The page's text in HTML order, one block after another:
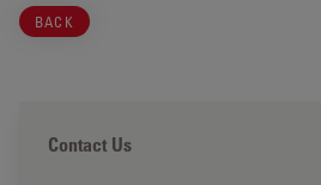
BACK
Contact Us